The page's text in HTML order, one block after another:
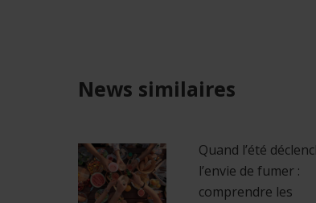
News similaires
Quand l’été
l’envie de fumer :
comprendre les